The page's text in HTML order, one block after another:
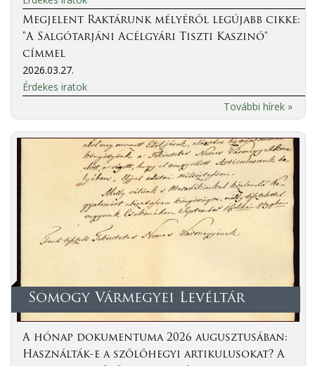
Megjelent Raktárunk mélyéről legújabb cikke:
"A Salgótarjáni Acélgyári Tiszti Kaszinó"
címmel
2026.03.27.
Érdekes iratok
További hírek »
Somogy Vármegyei Levéltár
A hónap dokumentuma 2026 augusztusában:
Használták-e a szőlőhegyi artikulusokat? A